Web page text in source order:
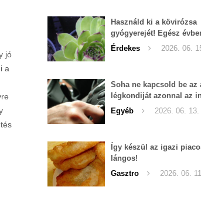
jó
a
Használd ki a kövirózsa
gyógyerejét! Egész
hozzáférhető.
Érdekes 2026. 06.
Soha ne kapcsold be az
légkondiját azonnal az
után!
Egyéb 2026. 06. 13.
Így készül az igazi
lángos!
Gasztro
2026. 06.